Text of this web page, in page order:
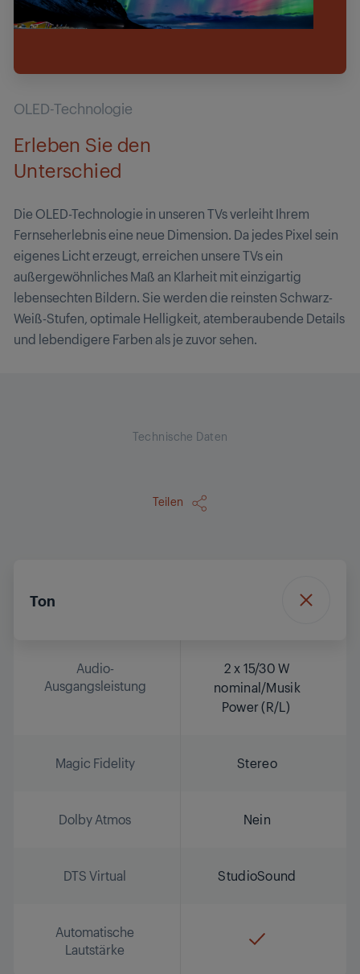
OLED-Technologie
Erleben Sie den
Unterschied
Die OLED-Technologie in unseren TVs verleiht Ihrem
Fernseherlebnis eine neue Dimension. Da jedes Pixel sein
eigenes Licht erzeugt, erreichen unsere TVs ein
außergewöhnliches Maß an Klarheit mit einzigartig
lebensechten Bildern. Sie werden die reinsten Schwarz-
Weiß-Stufen, optimale Helligkeit, atemberaubende Details
und lebendigere Farben als je zuvor sehen.
Technische Daten
Teilen
Ton
Audio-
Ausgangsleistung
2 x 15/30 W
nominal/Musik
Power (R/L)
Magic Fidelity Stereo
Dolby Atmos Nein
DTS Virtual StudioSound
Automatische
Lautstärke